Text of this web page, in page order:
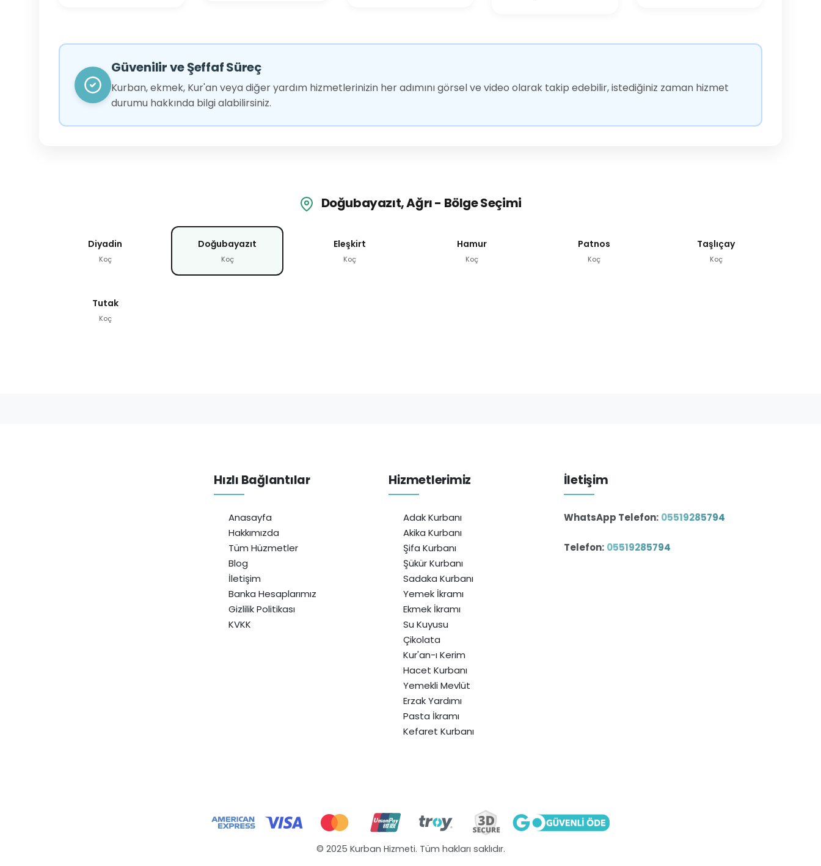
Güvenilir ve Şeffaf Süreç
Kurban, ekmek, Kur'an veya diğer yardım hizmetlerinizin her adımını görsel ve video olarak takip edebilir, istediğiniz zaman hizmet
durumu hakkında bilgi alabilirsiniz.
Doğubayazıt, Ağrı - Bölge Seçimi
Diyadin
Koç
Doğubayazıt
Koç
Eleşkirt
Koç
Hamur
Koç
Patnos
Koç
Taşlıçay
Koç
Tutak
Koç
Hızlı Bağlantılar
Anasayfa
Hakkımızda
Tüm Hüzmetler
Blog
İletişim
Banka Hesaplarımız
Gizlilik Politikası
KVKK
Hizmetlerimiz
Adak Kurbanı
Akika Kurbanı
Şifa Kurbanı
Şükür Kurbanı
Sadaka Kurbanı
Yemek İkramı
Ekmek İkramı
Su Kuyusu
Çikolata
Kur'an-ı Kerim
Hacet Kurbanı
Yemekli Mevlüt
Erzak Yardımı
Pasta İkramı
Kefaret Kurbanı
İletişim
WhatsApp Telefon: 05519285794
Telefon: 05519285794
© 2025 Kurban Hizmeti. Tüm hakları saklıdır.